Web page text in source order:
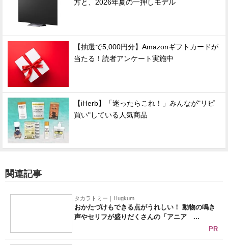
方と、2026年夏の一押しモデル
【抽選で5,000円分】Amazonギフトカードが
当たる！読者アンケート実施中
【iHerb】「迷ったらこれ！」みんなが"リピ
買い"している人気商品
関連記事
タカラトミー｜Hugkum
おかたづけもできる点がうれしい！ 動物の鳴き
声やセリフが盛りだくさんの「アニア ...
PR